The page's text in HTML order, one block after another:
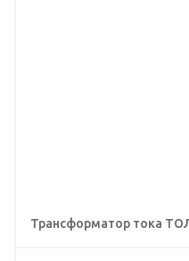
Трансформатор тока